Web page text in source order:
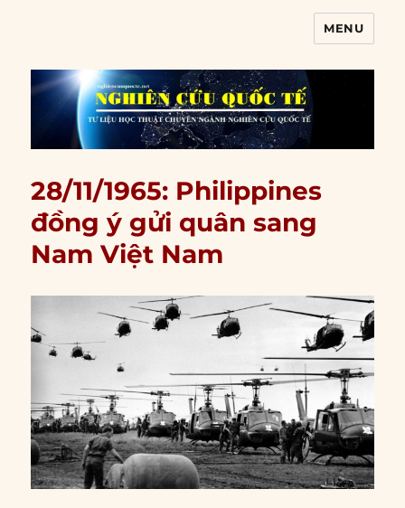
MENU
28/11/1965: Philippines
đồng ý gửi quân sang
Nam Việt Nam